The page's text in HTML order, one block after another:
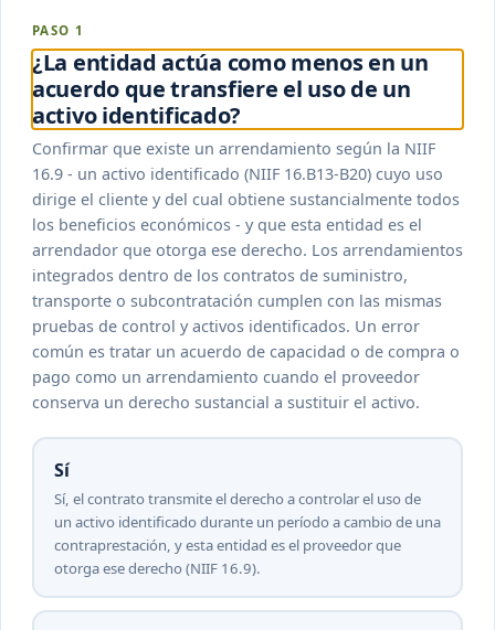
PASO 1
¿La entidad actúa como menos en un
acuerdo que transfiere el uso de un
activo identificado?
Confirmar que existe un arrendamiento según la NIIF
16.9 - un activo identificado (NIIF 16.B13-B20) cuyo uso
dirige el cliente y del cual obtiene sustancialmente todos
los beneficios económicos - y que esta entidad es el
arrendador que otorga ese derecho. Los arrendamientos
integrados dentro de los contratos de suministro,
transporte o subcontratación cumplen con las mismas
pruebas de control y activos identificados. Un error
común es tratar un acuerdo de capacidad o de compra o
pago como un arrendamiento cuando el proveedor
conserva un derecho sustancial a sustituir el activo.
Sí
Sí, el contrato transmite el derecho a controlar el uso de
un activo identificado durante un período a cambio de una
contraprestación, y esta entidad es el proveedor que
otorga ese derecho (NIIF 16.9).